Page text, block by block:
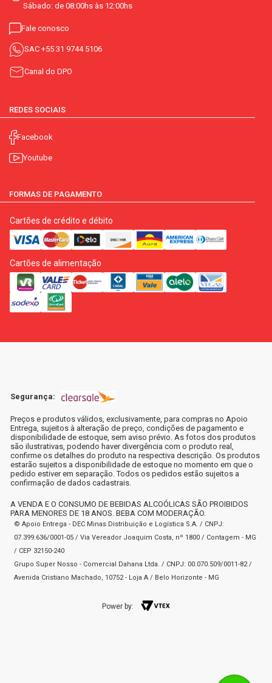
Sábado: de 08:00hs às 12:00hs
Fale conosco
SAC +55 31 9744 5106
Canal do DPO
REDES SOCIAIS
Facebook
Youtube
FORMAS DE PAGAMENTO
Cartões de crédito e débito
Cartões de alimentação
Segurança:
Preços e produtos válidos, exclusivamente, para compras no Apoio
Entrega, sujeitos à alteração de preço, condições de pagamento e
disponibilidade de estoque, sem aviso prévio. As fotos dos produtos
são ilustrativas, podendo haver divergência com o produto real,
confirme os detalhes do produto na respectiva descrição. Os produtos
estarão sujeitos a disponibilidade de estoque no momento em que o
pedido estiver em separação. Todos os pedidos estão sujeitos a
confirmação de dados cadastrais.
A VENDA E O CONSUMO DE BEBIDAS ALCOÓLICAS SÃO PROIBIDOS
PARA MENORES DE 18 ANOS. BEBA COM MODERAÇÃO.
© Apoio Entrega - DEC Minas Distribuição e Logística S.A. / CNPJ:
07.399.636/0001-05 / Via Vereador Joaquim Costa, nº 1800 / Contagem - MG
/ CEP 32150-240
Grupo Super Nosso - Comercial Dahana Ltda. / CNPJ: 00.070.509/0011-82 /
Avenida Cristiano Machado, 10752 - Loja A / Belo Horizonte - MG
Power by: